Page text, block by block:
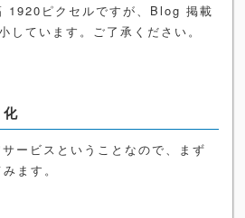
1920ピクセルですが、Blog 掲載
ています。ご了承ください。
ービスということなので、まず
ます。